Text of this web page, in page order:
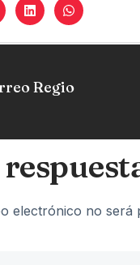
Regio
electrónico no será